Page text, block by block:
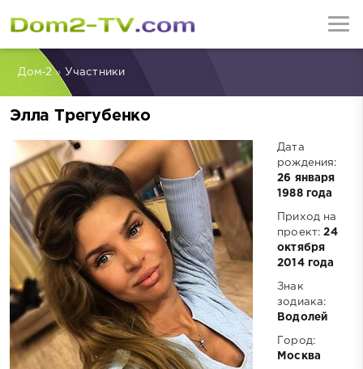
Дом-2» Участники
Элла Трегубенко
Дата
рождения:
26 января
1988 года
Приход на
проект:24
октября
2014 года
Знак
зодиака:
Водолей
Город:
Москва